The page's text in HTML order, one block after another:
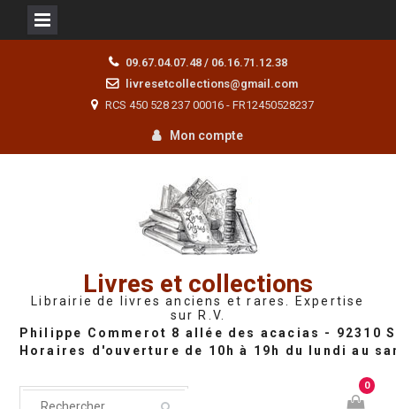
09.67.04.07.48 / 06.16.71.12.38
livresetcollections@gmail.com
RCS 450 528 237 00016 - FR12450528237
Mon compte
Livres et collections
Librairie de livres anciens et rares. Expertise
sur R.V.
0